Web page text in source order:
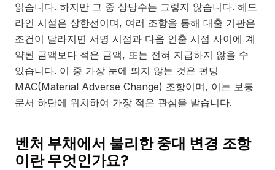
읽습니다. 하지만 그 중 상당수는 그렇지 않습니다. 헤드
라인 시설은 상한선이며, 여러 조항을 통해 대출 기관은
조건이 달라지면 서명 시점과 다음 인출 시점 사이에 계
약된 금액보다 적은 금액, 또는 전혀 지급하지 않을 수
있습니다. 이 중 가장 눈에 띄지 않는 것은 펀딩
MAC(Material Adverse Change) 조항이며, 이는 보통
문서 하단에 위치하여 가장 적은 관심을 받습니다.
벤처 부채에서 불리한 중대 변경 조항
이란 무엇인가요?